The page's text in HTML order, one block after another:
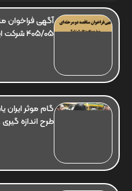
آگهی فراخوان
405/05 شرکت ایران یاسا تایر و رابر
گام موثر ایران
طرح اندازه